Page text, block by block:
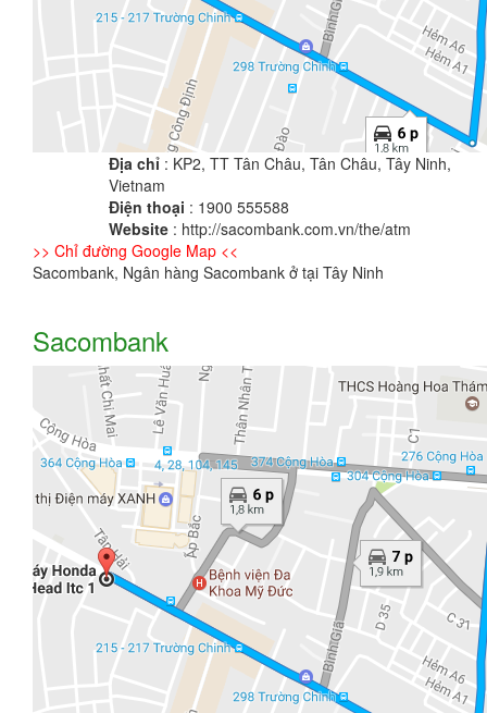
Địa chỉ : KP2, TT Tân Châu, Tân Châu, Tây Ninh,
Vietnam
Điện thoại : 1900 555588
Website : http://sacombank.com.vn/the/atm
>> Chỉ đường Google Map <<
Sacombank, Ngân hàng Sacombank ở tại Tây Ninh
Sacombank